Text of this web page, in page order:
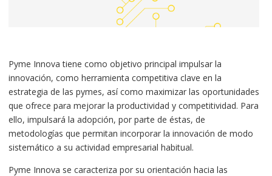
Pyme Innova tiene como objetivo principal impulsar la
innovación, como herramienta competitiva clave en la
estrategia de las pymes, así como maximizar las oportunidades
que ofrece para mejorar la productividad y competitividad. Para
ello, impulsará la adopción, por parte de éstas, de
metodologías que permitan incorporar la innovación de modo
sistemático a su actividad empresarial habitual.
Pyme Innova se caracteriza por su orientación hacia las